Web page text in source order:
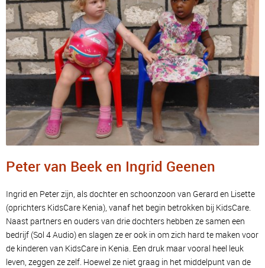
Peter van Beek en Ingrid Geenen
Ingrid en Peter zijn, als dochter en schoonzoon van Gerard en Lisette
(oprichters KidsCare Kenia), vanaf het begin betrokken bij KidsCare.
Naast partners en ouders van drie dochters hebben ze samen een
bedrijf (Sol 4 Audio) en slagen ze er ook in om zich hard te maken voor
de kinderen van KidsCare in Kenia. Een druk maar vooral heel leuk
leven, zeggen ze zelf. Hoewel ze niet graag in het middelpunt van de